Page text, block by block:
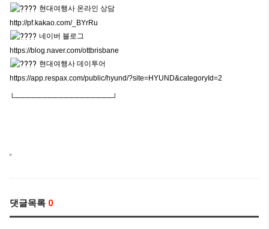
현대여행사 온라인 상담
http://pf.kakao.com/_BYrRu
네이버 블로그
https://blog.naver.com/ottbrisbane
현대여행사 데이투어
https://app.respax.com/public/hyund/?site=HYUND&categoryId=2
└──────────────────┘
댓글목록 0